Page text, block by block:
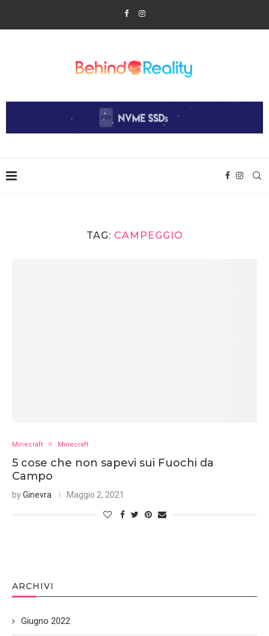
TAG: CAMPEGGIO
Minecraft Minecraft
5 cose che non sapevi sui Fuochi da
Campo
byGinevra Maggio 2, 2021
ARCHIVI
Giugno 2022